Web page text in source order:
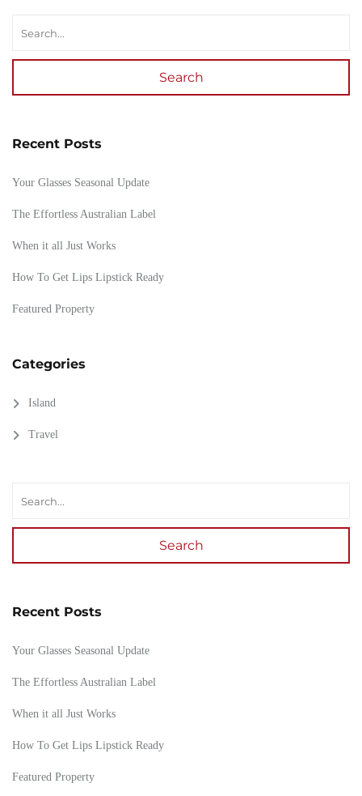
Search
Recent Posts
Your Glasses Seasonal Update
The Effortless Australian Label
When it all Just Works
How To Get Lips Lipstick Ready
Featured Property
Categories
Island
Travel
Search
Recent Posts
Your Glasses Seasonal Update
The Effortless Australian Label
When it all Just Works
How To Get Lips Lipstick Ready
Featured Property